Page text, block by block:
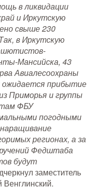
в ликвидации
и Иркутскую
свыше 230
в Иркутскую
Мансийска, 43
Авиалесоохраны
ожидается прибытие
Приморья и группы
ФБУ
погодными
регионах, а за
Федштаба
будут
заместитель
Венглинский.